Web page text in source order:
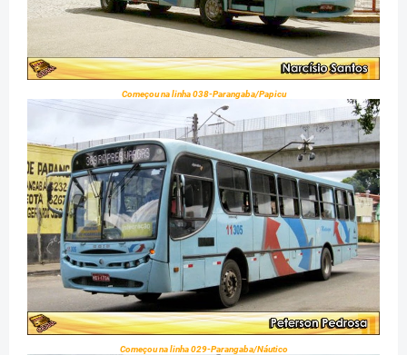
Começou na linha 038-Parangaba/Papicu
Começou na linha 029-Parangaba/Náutico